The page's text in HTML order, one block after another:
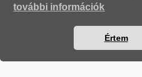
további információk
Értem